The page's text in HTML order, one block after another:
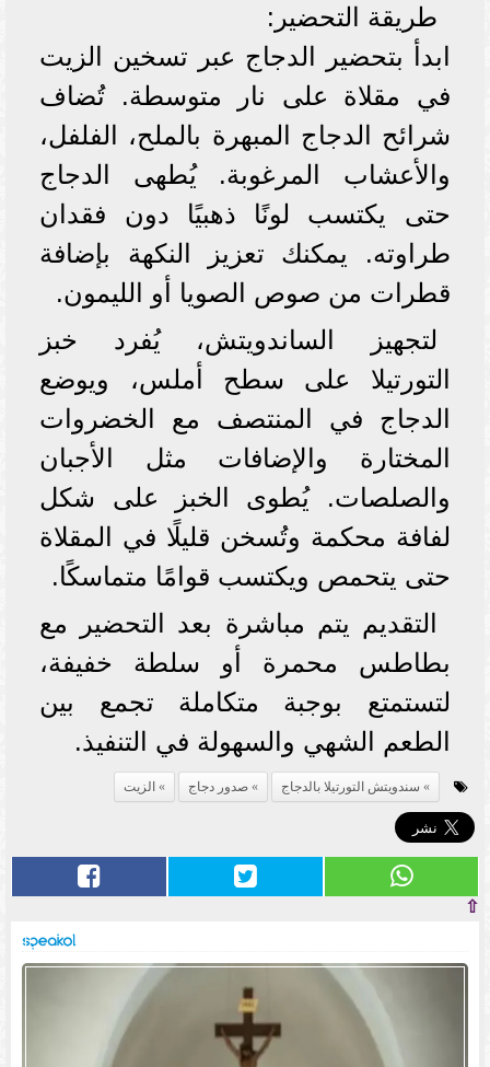
طريقة التحضير:
ابدأ بتحضير الدجاج عبر تسخين الزيت
في مقلاة على نار متوسطة. تُضاف
شرائح الدجاج المبهرة بالملح، الفلفل،
والأعشاب المرغوبة. يُطهى الدجاج
حتى يكتسب لونًا ذهبيًا دون فقدان
طراوته. يمكنك تعزيز النكهة بإضافة
قطرات من صوص الصويا أو الليمون.
لتجهيز الساندويتش، يُفرد خبز
التورتيلا على سطح أملس، ويوضع
الدجاج في المنتصف مع الخضروات
المختارة والإضافات مثل الأجبان
والصلصات. يُطوى الخبز على شكل
لفافة محكمة وتُسخن قليلًا في المقلاة
حتى يتحمص ويكتسب قوامًا متماسكًا.
التقديم يتم مباشرة بعد التحضير مع
بطاطس محمرة أو سلطة خفيفة،
لتستمتع بوجبة متكاملة تجمع بين
الطعم الشهي والسهولة في التنفيذ.
سندويتش التورتيلا بالدجاج صدور دجاج الزيت
⇧